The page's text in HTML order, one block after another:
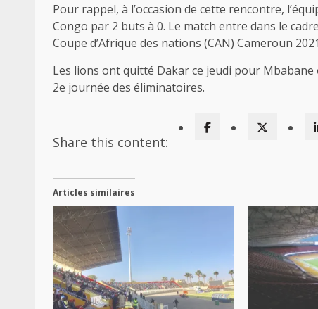
Pour rappel, à l’occasion de cette rencontre,
Congo par 2 buts à 0. Le match entre dans le
Coupe d’Afrique des nations (CAN) Cameroun
Les lions ont quitté Dakar ce jeudi pour
2e journée des éliminatoires.
Share this content:
Articles similaires